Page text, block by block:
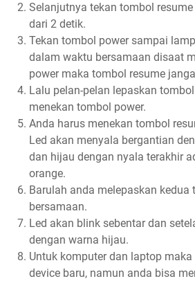
Selanjutnya tekan tombol
dari 2 detik.
Tekan tombol power sampai
dalam waktu bersamaan disaat
power maka tombol resume
Lalu pelan-pelan lepaskan
menekan tombol power.
Anda harus menekan tombol
Led akan menyala bergantian
dan hijau dengan nyala terakhir
orange.
Barulah anda melepaskan kedua
bersamaan.
Led akan blink sebentar dan
dengan warna hijau.
Untuk komputer dan laptop
device baru, namun anda bisa